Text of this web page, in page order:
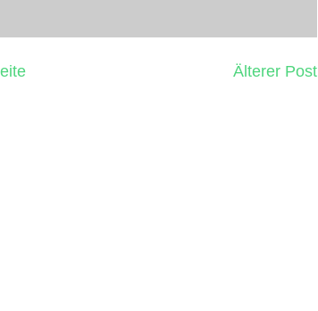
Älterer Post